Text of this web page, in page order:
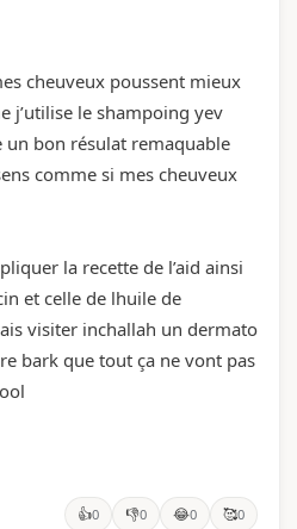
cheuveux poussent mieux
j’utilise le shampoing yev
bon résulat remaquable
comme si mes cheuveux
la recette de l’aid ainsi
et celle de lhuile de
visiter inchallah un dermato
bark que tout ça ne vont pas
👍0 👎0 😂0 🥰0